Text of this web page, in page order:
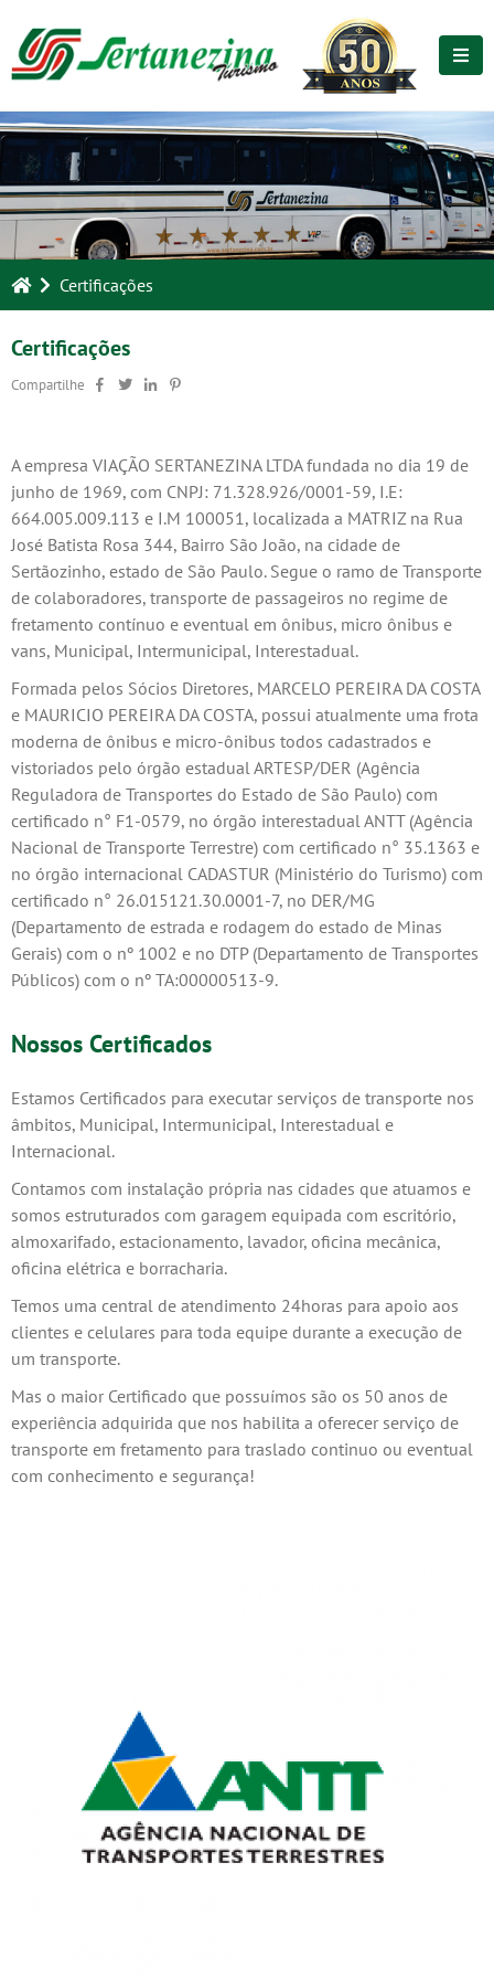
Certificações
Certificações
Compartilhe
A empresa VIAÇÃO SERTANEZINA LTDA fundada no dia 19 de
junho de 1969, com CNPJ: 71.328.926/0001-59, I.E:
664.005.009.113 e I.M 100051, localizada a MATRIZ na Rua
José Batista Rosa 344, Bairro São João, na cidade de
Sertãozinho, estado de São Paulo. Segue o ramo de Transporte
de colaboradores, transporte de passageiros no regime de
fretamento contínuo e eventual em ônibus, micro ônibus e
vans, Municipal, Intermunicipal, Interestadual.
Formada pelos Sócios Diretores, MARCELO PEREIRA DA COSTA
e MAURICIO PEREIRA DA COSTA, possui atualmente uma frota
moderna de ônibus e micro-ônibus todos cadastrados e
vistoriados pelo órgão estadual ARTESP/DER (Agência
Reguladora de Transportes do Estado de São Paulo) com
certificado n° F1-0579, no órgão interestadual ANTT (Agência
Nacional de Transporte Terrestre) com certificado n° 35.1363 e
no órgão internacional CADASTUR (Ministério do Turismo) com
certificado n° 26.015121.30.0001-7, no DER/MG
(Departamento de estrada e rodagem do estado de Minas
Gerais) com o nº 1002 e no DTP (Departamento de Transportes
Públicos) com o nº TA:00000513-9.
Nossos Certificados
Estamos Certificados para executar serviços de transporte nos
âmbitos, Municipal, Intermunicipal, Interestadual e
Internacional.
Contamos com instalação própria nas cidades que atuamos e
somos estruturados com garagem equipada com escritório,
almoxarifado, estacionamento, lavador, oficina mecânica,
oficina elétrica e borracharia.
Temos uma central de atendimento 24horas para apoio aos
clientes e celulares para toda equipe durante a execução de
um transporte.
Mas o maior Certificado que possuímos são os 50 anos de
experiência adquirida que nos habilita a oferecer serviço de
transporte em fretamento para traslado continuo ou eventual
com conhecimento e segurança!